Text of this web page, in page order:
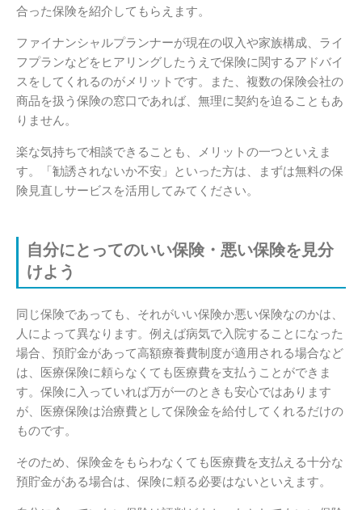
合った保険を紹介してもらえます。
ファイナンシャルプランナーが現在の収入や家族構成、ライ
フプランなどをヒアリングしたうえで保険に関するアドバイ
スをしてくれるのがメリットです。また、複数の保険会社の
商品を扱う保険の窓口であれば、無理に契約を迫ることもあ
りません。
楽な気持ちで相談できることも、メリットの一つといえま
す。「勧誘されないか不安」といった方は、まずは無料の保
険見直しサービスを活用してみてください。
自分にとってのいい保険・悪い保険を見分
けよう
同じ保険であっても、それがいい保険か悪い保険なのかは、
人によって異なります。例えば病気で入院することになった
場合、預貯金があって高額療養費制度が適用される場合など
は、医療保険に頼らなくても医療費を支払うことができま
す。保険に入っていれば万が一のときも安心ではあります
が、医療保険は治療費として保険金を給付してくれるだけの
ものです。
そのため、保険金をもらわなくても医療費を支払える十分な
預貯金がある場合は、保険に頼る必要はないといえます。